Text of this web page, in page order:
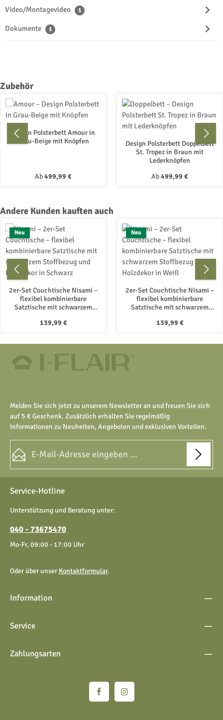
Video/Montagevideo
1
Dokumente 1
Produktgalerie überspringen
Zubehör
Design Polsterbett Amour in
Grau-Beige mit Knöpfen
Regulärer Preis:
Ab499,99 €
Design Polsterbett Doppelbett
St. Tropez in Braun mit
Lederknöpfen
Regulärer Preis:
Ab499,99 €
Produktgalerie überspringen
Andere Kunden kauften auch
Neu
2er-Set Couchtische Nisami –
flexibel kombinierbare
Satztische mit schwarzem
Schwarz
Regulärer Preis:
139,99 €
Neu
2er-Set Couchtische Nisami –
flexibel kombinierbare
Satztische mit schwarzem
Weiß
Regulärer Preis:
139,99 €
Melden Sie sich jetzt zu unserem Newsletter an und freuen Sie sich
auf 5 € Geschenk. Zusätzlich erhalten Sie regelmäßig
Informationen zu Neuheiten, Angeboten und exklusiven Vorteilen.
Datenschutz
Ich habe dieDatenschutzbestimmungen
genommen und dieAGBgelesen und bin mit ihnen
Die mit einem Stern (*) markierten Felder sind Pflichtfelder.
Service-Hotline
Unterstützung und Beratung unter:
040 - 73675470
Mo-Fr, 09:00 - 17:00 Uhr
Oder über unser Kontaktformular.
Information
Service
Zahlungsarten